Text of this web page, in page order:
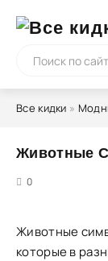
Все кидки »
Животные
0
Животные
которые в